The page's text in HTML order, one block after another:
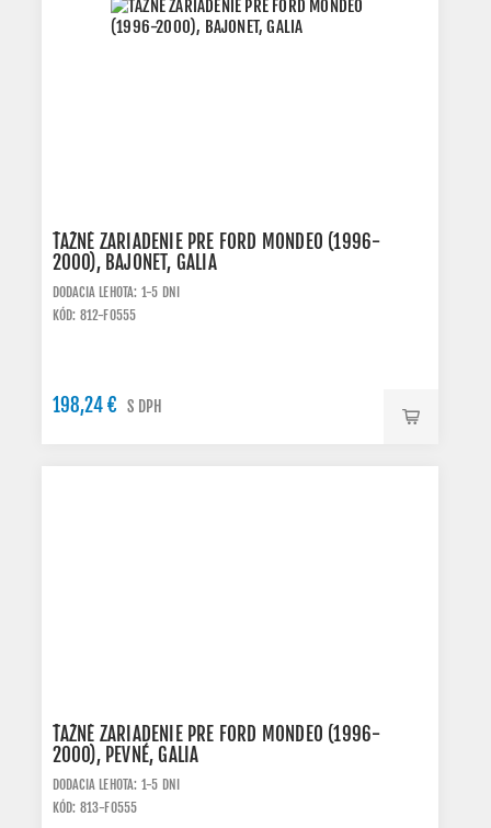
ŤAŽNÉ ZARIADENIE PRE FORD MONDEO (1996-
2000), BAJONET, GALIA
DODACIA LEHOTA: 1-5 DNI
KÓD: 812-F0555
198,24 € S DPH
ŤAŽNÉ ZARIADENIE PRE FORD MONDEO (1996-
2000), PEVNÉ, GALIA
DODACIA LEHOTA: 1-5 DNI
KÓD: 813-F0555